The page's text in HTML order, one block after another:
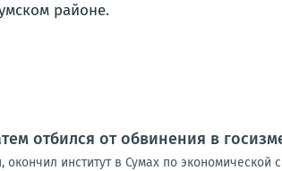
районе.
отбился от обвинения в
институт в Сумах по экономической